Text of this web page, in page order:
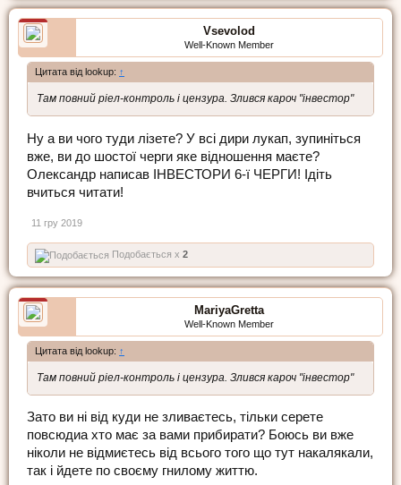
Vsevolod
Well-Known Member
Цитата від lookup: ↑
Там повний ріел-контроль і цензура. Злився кароч "інвестор"
Ну а ви чого туди лізете? У всі дири лукап, зупиніться
вже, ви до шостої черги яке відношення маєте?
Олександр написав ІНВЕСТОРИ 6-ї ЧЕРГИ! Ідіть
вчиться читати!
11 гру 2019
Подобається x 2
MariyaGretta
Well-Known Member
Цитата від lookup: ↑
Там повний ріел-контроль і цензура. Злився кароч "інвестор"
Зато ви ні від куди не зливаєтесь, тільки серете
повсюдиа хто має за вами прибирати? Боюсь ви вже
ніколи не відмиєтесь від всього того що тут накалякали,
так і йдете по своєму гнилому життю.